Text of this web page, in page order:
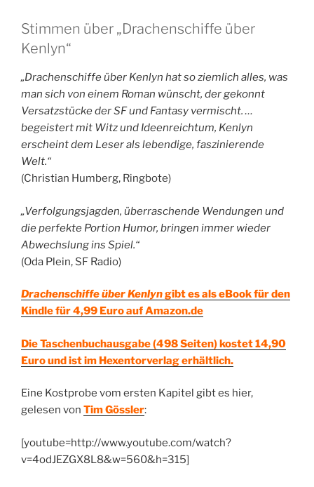
Stimmen über „Drachenschiffe über
Kenlyn“
„Drachenschiffe über Kenlyn hat so ziemlich alles, was
man sich von einem Roman wünscht, der gekonnt
Versatzstücke der SF und Fantasy vermischt. …
begeistert mit Witz und Ideenreichtum, Kenlyn
erscheint dem Leser als lebendige, faszinierende
Welt.“
(Christian Humberg, Ringbote)
„Verfolgungsjagden, überraschende Wendungen und
die perfekte Portion Humor, bringen immer wieder
Abwechslung ins Spiel.“
(Oda Plein, SF Radio)
Drachenschiffe über Kenlyngibt es als eBook für den
Kindle für 4,99 Euro auf Amazon.de
Die Taschenbuchausgabe (498 Seiten) kostet 14,90
Euro und ist im Hexentorverlag erhältlich.
Eine Kostprobe vom ersten Kapitel gibt es hier,
gelesen von Tim Gössler:
[youtube=http://www.youtube.com/watch?
v=4odJEZGX8L8&w=560&h=315]